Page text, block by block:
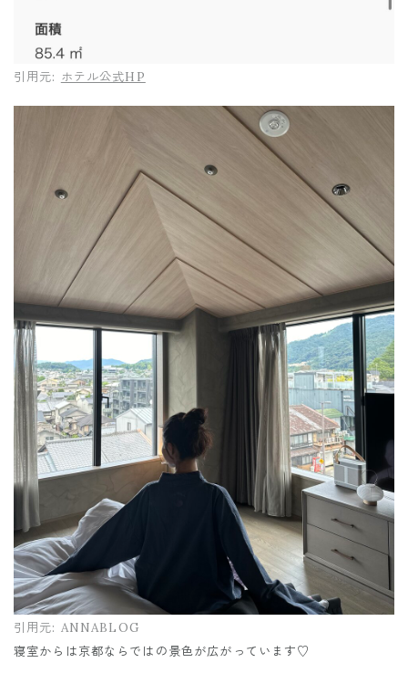
引用元: ホテル公式HP
引用元: ANNABLOG
寝室からは京都ならではの景色が広がっています♡